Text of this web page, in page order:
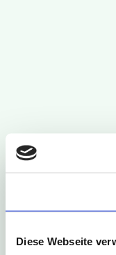
Diese Webseite